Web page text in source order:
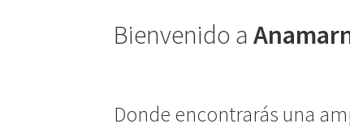
Bienvenido a
Donde encontrarás una